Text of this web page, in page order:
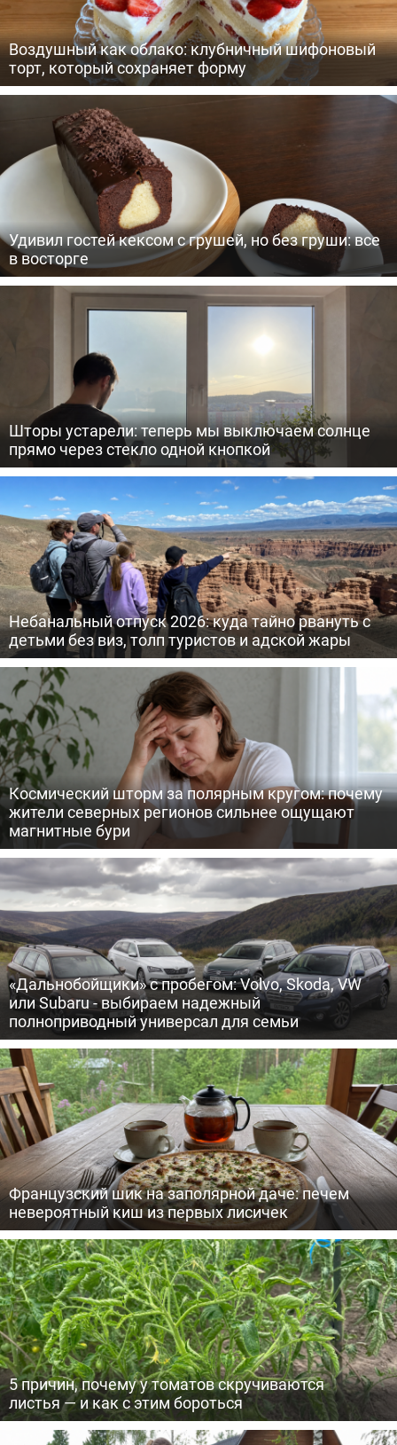
Воздушный как облако: клубничный шифоновый
торт, который сохраняет форму
Удивил гостей кексом с грушей, но без груши: все
в восторге
Шторы устарели: теперь мы выключаем солнце
прямо через стекло одной кнопкой
Небанальный отпуск 2026: куда тайно рвануть с
детьми без виз, толп туристов и адской жары
Космический шторм за полярным кругом: почему
жители северных регионов сильнее ощущают
магнитные бури
«Дальнобойщики» с пробегом: Volvo, Skoda, VW
или Subaru - выбираем надежный
полноприводный универсал для семьи
Французский шик на заполярной даче: печем
невероятный киш из первых лисичек
5 причин, почему у томатов скручиваются
листья — и как с этим бороться